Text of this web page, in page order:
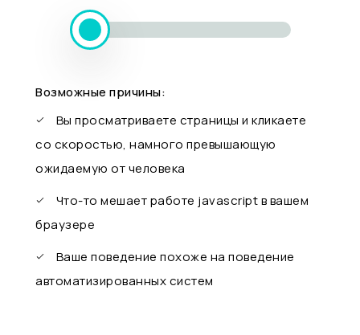
Возможные причины:
Вы просматриваете страницы и кликаете
со скоростью, намного превышающую
ожидаемую от человека
Что-то мешает работе javascript в вашем
браузере
Ваше поведение похоже на поведение
автоматизированных систем